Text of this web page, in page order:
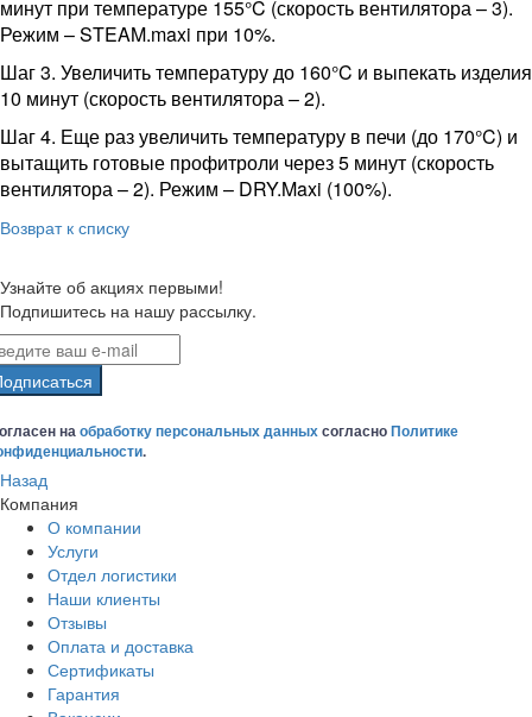
минут при температуре 155°C (скорость вентилятора – 3).
Режим – STEAM.maxi при 10%.
Шаг 3. Увеличить температуру до 160°C и выпекать изделия
10 минут (скорость вентилятора – 2).
Шаг 4. Еще раз увеличить температуру в печи (до 170°C) и
вытащить готовые профитроли через 5 минут (скорость
вентилятора – 2). Режим – DRY.Maxi (100%).
Возврат к списку
Узнайте об акциях первыми!
Подпишитесь на нашу рассылку.
наобработку персональных данныхсогласноПолитике
.
Назад
Компания
О компании
Услуги
Отдел логистики
Наши клиенты
Отзывы
Оплата и доставка
Сертификаты
Гарантия